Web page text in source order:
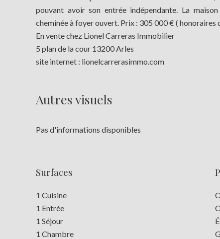
pouvant avoir son entrée indépendante. La
cheminée à foyer ouvert. Prix : 305 000 € ( honoraires
En vente chez Lionel Carreras Immobilier
5 plan de la cour 13200 Arles
site internet : lionelcarrerasimmo.com
Autres visuels
Pas d'informations disponibles
Surfaces
1 Cuisine
1 Entrée
1 Séjour
1 Chambre